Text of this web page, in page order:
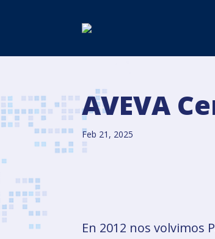
AVEVA
Feb 21, 2025
En 2012 nos volvimos